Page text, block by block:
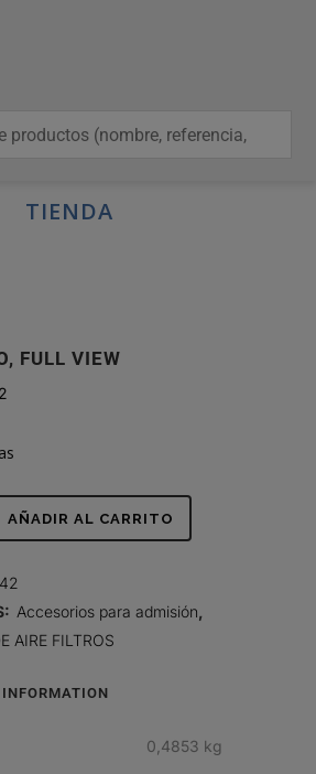
TIENDA
FULL VIEW
AÑADIR AL CARRITO
Accesorios para admisión
AIRE FILTROS
0,4853 kg